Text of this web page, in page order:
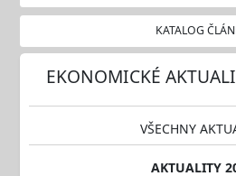
KATALOG
EKONOMICKÉ
VŠECHNY
AKTUALITY